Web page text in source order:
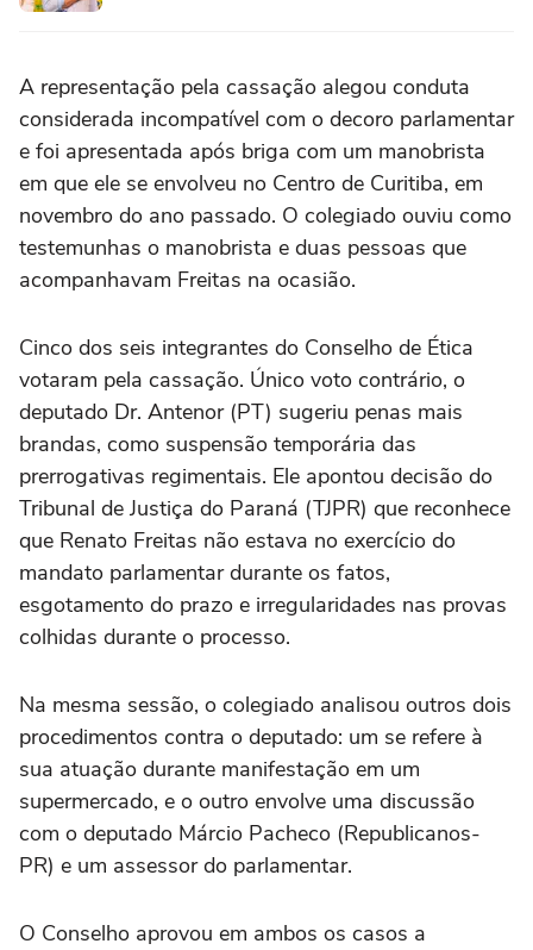
A representação pela cassação alegou conduta
considerada incompatível com o decoro parlamentar
e foi apresentada após briga com um manobrista
em que ele se envolveu no Centro de Curitiba, em
novembro do ano passado. O colegiado ouviu como
testemunhas o manobrista e duas pessoas que
acompanhavam Freitas na ocasião.
Cinco dos seis integrantes do Conselho de Ética
votaram pela cassação. Único voto contrário, o
deputado Dr. Antenor (PT) sugeriu penas mais
brandas, como suspensão temporária das
prerrogativas regimentais. Ele apontou decisão do
Tribunal de Justiça do Paraná (TJPR) que reconhece
que Renato Freitas não estava no exercício do
mandato parlamentar durante os fatos,
esgotamento do prazo e irregularidades nas provas
colhidas durante o processo.
Na mesma sessão, o colegiado analisou outros dois
procedimentos contra o deputado: um se refere à
sua atuação durante manifestação em um
supermercado, e o outro envolve uma discussão
com o deputado Márcio Pacheco (Republicanos-
PR) e um assessor do parlamentar.
O Conselho aprovou em ambos os casos a